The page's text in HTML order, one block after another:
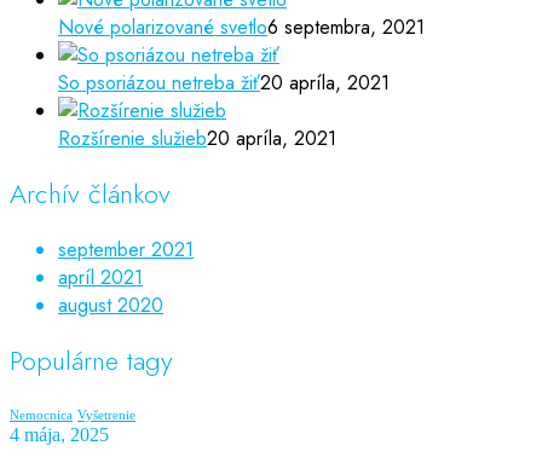
Nové polarizované svetlo6 septembra, 2021
So psoriázou netreba žiť20 apríla, 2021
Rozšírenie služieb20 apríla, 2021
Archív článkov
september 2021
apríl 2021
august 2020
Populárne tagy
Nemocnica Vyšetrenie
4 mája, 2025